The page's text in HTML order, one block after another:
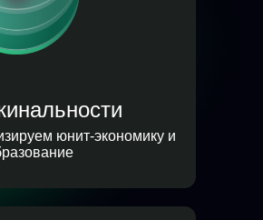
юнит-экономику и